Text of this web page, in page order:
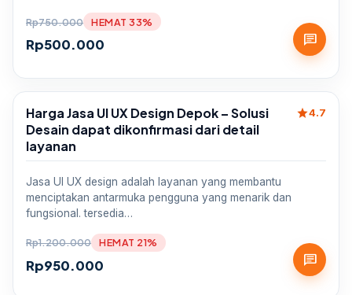
Rp750.000
Rp500.000
HEMAT 33%
chat
Sale
Harga Jasa UI UX Design Depok – Solusi
Desain dapat dikonfirmasi dari detail
layanan
star4.7
Jasa UI UX design adalah layanan yang membantu
menciptakan antarmuka pengguna yang menarik dan
fungsional. tersedia…
Rp1.200.000
Rp950.000
HEMAT 21%
chat